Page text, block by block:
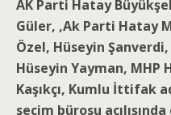
AK Parti Hatay
Güler, ,Ak Parti Hatay
Özel, Hüseyin
Hüseyin Yayman,
Kaşıkçı, Kumlu İttifak
seçim bürosu